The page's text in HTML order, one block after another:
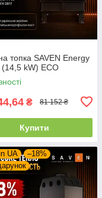
топка SAVEN Energy
kW) ECO
₴ 81 152 ₴
Купити
UA
–18%